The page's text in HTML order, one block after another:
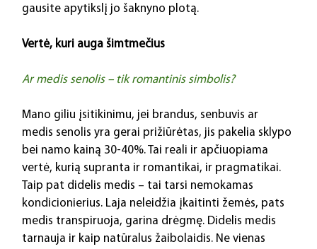
gausite apytikslį jo šaknyno plotą.
Vertė, kuri auga šimtmečius
Ar medis senolis – tik romantinis simbolis?
Mano giliu įsitikinimu, jei brandus, senbuvis ar
medis senolis yra gerai prižiūrėtas, jis pakelia sklypo
bei namo kainą 30-40%. Tai reali ir apčiuopiama
vertė, kurią supranta ir romantikai, ir pragmatikai.
Taip pat didelis medis – tai tarsi nemokamas
kondicionierius. Laja neleidžia įkaitinti žemės, pats
medis transpiruoja, garina drėgmę. Didelis medis
tarnauja ir kaip natūralus žaibolaidis. Ne vienas